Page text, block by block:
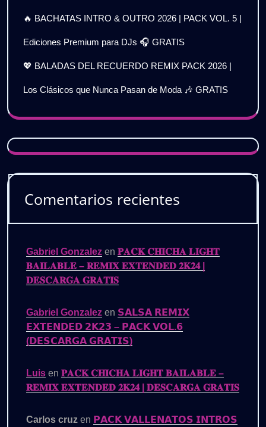
🔥 BACHATAS INTRO & OUTRO 2026 | PACK VOL. 5 |
Ediciones Premium para DJs 🎧 GRATIS
💖 BALADAS DEL RECUERDO REMIX PACK 2026 |
Los Clásicos que Nunca Pasan de Moda 🎶 GRATIS
Comentarios recientes
Gabriel Gonzalez en 𝐏𝐀𝐂𝐊 𝐂𝐇𝐈𝐂𝐇𝐀 𝐋𝐈𝐆𝐇𝐓
𝐁𝐀𝐈𝐋𝐀𝐁𝐋𝐄 – 𝐑𝐄𝐌𝐈𝐗 𝐄𝐗𝐓𝐄𝐍𝐃𝐄𝐃 𝟐𝐊𝟐𝟒 |
𝐃𝐄𝐒𝐂𝐀𝐑𝐆𝐀 𝐆𝐑𝐀𝐓𝐈𝐒
Gabriel Gonzalez en 𝗦𝗔𝗟𝗦𝗔 𝗥𝗘𝗠𝗜𝗫
𝗘𝗫𝗧𝗘𝗡𝗗𝗘𝗗 𝟮𝗞𝟮𝟯 – 𝗣𝗔𝗖𝗞 𝗩𝗢𝗟.𝟲
(𝗗𝗘𝗦𝗖𝗔𝗥𝗚𝗔 𝗚𝗥𝗔𝗧𝗜𝗦)
Luis en 𝐏𝐀𝐂𝐊 𝐂𝐇𝐈𝐂𝐇𝐀 𝐋𝐈𝐆𝐇𝐓 𝐁𝐀𝐈𝐋𝐀𝐁𝐋𝐄 –
𝐑𝐄𝐌𝐈𝐗 𝐄𝐗𝐓𝐄𝐍𝐃𝐄𝐃 𝟐𝐊𝟐𝟒 | 𝐃𝐄𝐒𝐂𝐀𝐑𝐆𝐀 𝐆𝐑𝐀𝐓𝐈𝐒
Carlos cruz en 𝗣𝗔𝗖𝗞 𝗩𝗔𝗟𝗟𝗘𝗡𝗔𝗧𝗢𝗦 𝗜𝗡𝗧𝗥𝗢𝗦